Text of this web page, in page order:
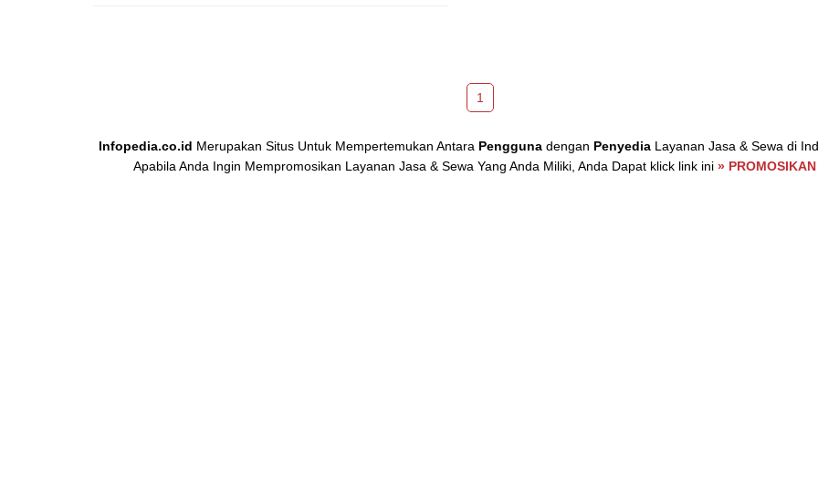
1
Infopedia.co.id Merupakan Situs Untuk Mempertemukan Antara Pengguna dengan Penyedia Layanan Jasa & Sewa di
Apabila Anda Ingin Mempromosikan Layanan Jasa & Sewa Yang Anda Miliki, Anda Dapat klick link ini » PROMOSIKAN